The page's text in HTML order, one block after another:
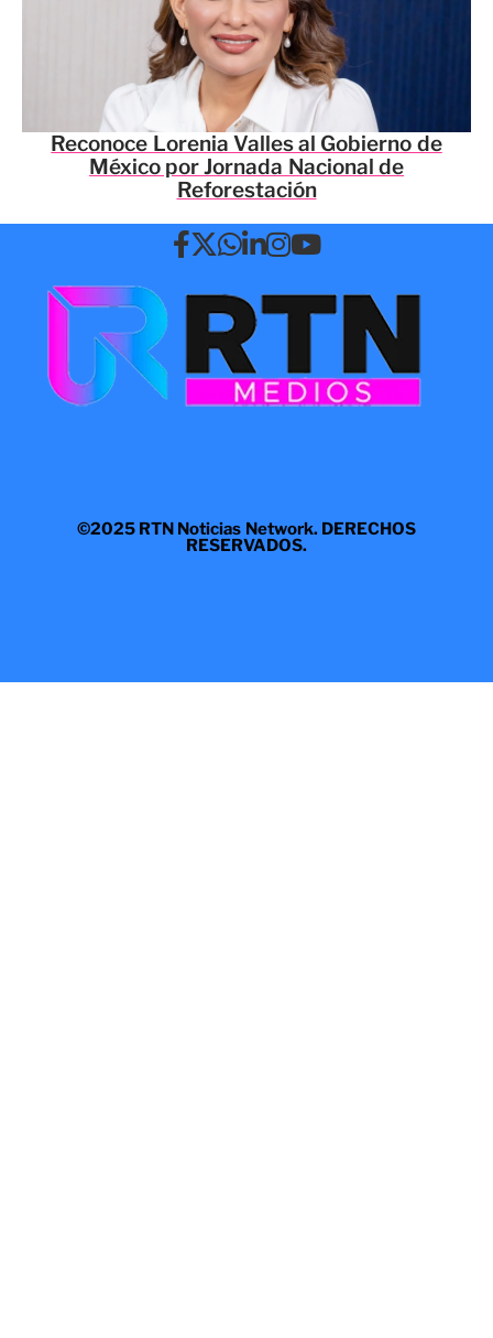
Reconoce Lorenia Valles al Gobierno de
México por Jornada Nacional de
Reforestación
©2025 RTN Noticias Network. DERECHOS
RESERVADOS.